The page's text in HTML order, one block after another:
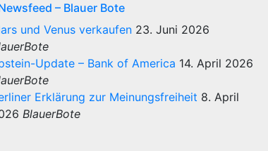
– Blauer Bote
und Venus verkaufen 23. Juni 2026
Update – Bank of America 14. April 2026
Erklärung zur Meinungsfreiheit 8. April
BlauerBote